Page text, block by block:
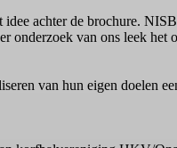
achter de brochure.
onderzoek van ons leek het
van hun eigen doelen